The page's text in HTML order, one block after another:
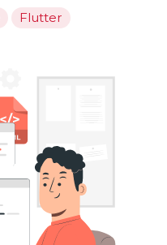
Flutter